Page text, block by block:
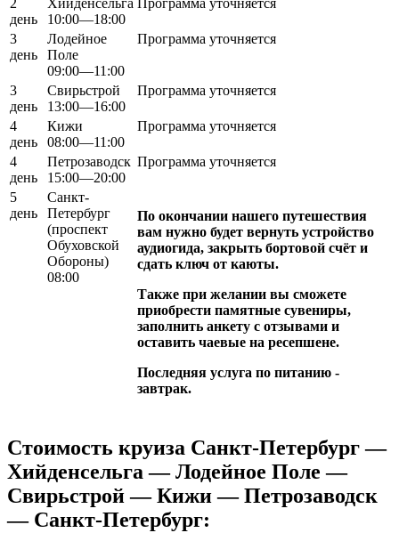
день
10:00—18:00
3
день
Лодейное
Поле
09:00—11:00
Программа уточняется
3
день
Свирьстрой
13:00—16:00
Программа уточняется
4
день
Кижи
08:00—11:00
Программа уточняется
4
день
Петрозаводск
15:00—20:00
Программа уточняется
5
день
Санкт-
Петербург
(проспект
Обуховской
Обороны)
08:00
По окончании нашего путешествия
вам нужно будет вернуть устройство
аудиогида, закрыть бортовой счёт и
сдать ключ от каюты.
Также при желании вы сможете
приобрести памятные сувениры,
заполнить анкету с отзывами и
оставить чаевые на ресепшене.
Последняя услуга по питанию -
завтрак.
Стоимость круиза Санкт-Петербург —
Хийденсельга — Лодейное Поле —
Свирьстрой — Кижи — Петрозаводск
— Санкт-Петербург: